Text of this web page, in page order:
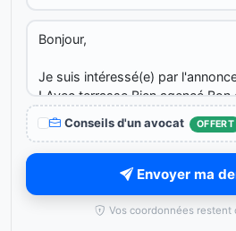
Conseils d'un avocat OFFERT
Envoyer ma
Vos coordonnées